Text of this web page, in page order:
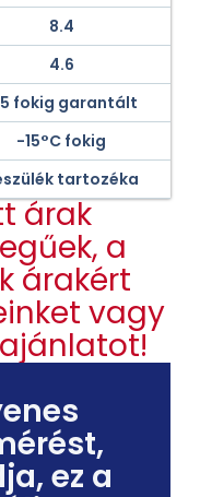
8.4
4.6
fokig garantált
-15°C fokig
tartozéka
árak
a
árakért
vagy
ez a